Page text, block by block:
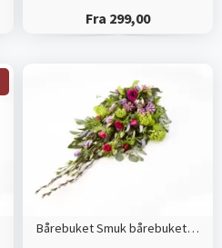
Fra 299,00
Bårebuket Smuk bårebuket efter blomsterdekoratørens valg